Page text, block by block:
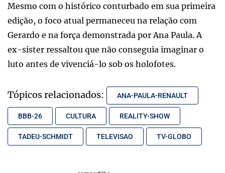
Mesmo com o histórico conturbado em sua primeira
edição, o foco atual permaneceu na relação com
Gerardo e na força demonstrada por Ana Paula. A
ex-sister ressaltou que não conseguia imaginar o
luto antes de vivenciá-lo sob os holofotes.
Tópicos relacionados: ANA-PAULA-RENAULT
BBB-26 CULTURA REALITY-SHOW
TADEU-SCHMIDT TELEVISAO TV-GLOBO